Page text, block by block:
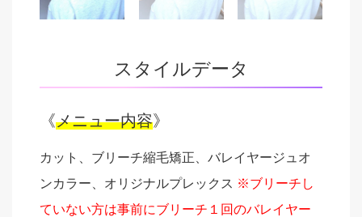
スタイルデータ
《メニュー内容》
カット、ブリーチ縮毛矯正、バレイヤージュオ
ンカラー、オリジナルプレックス ※ブリーチし
ていない方は事前にブリーチ１回のバレイヤー